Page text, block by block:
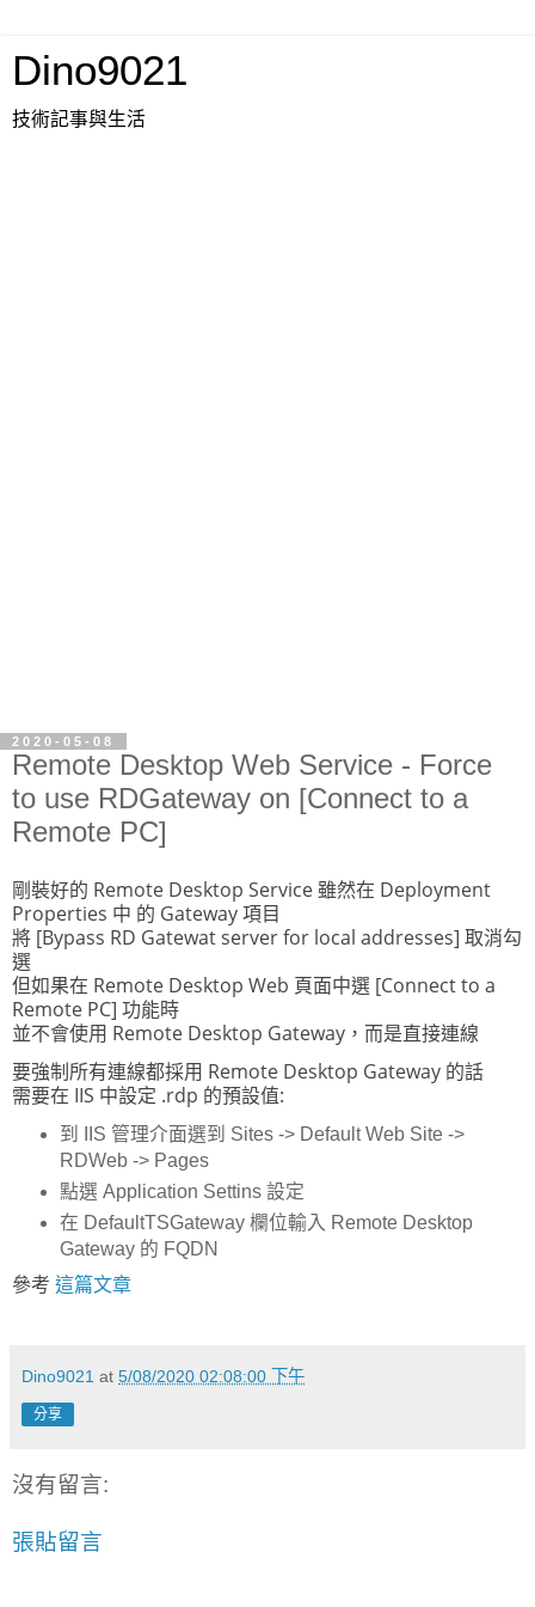
Dino9021
技術記事與生活
2020-05-08
Remote Desktop Web Service - Force
to use RDGateway on [Connect to a
Remote PC]
剛裝好的 Remote Desktop Service 雖然在 Deployment
Properties 中 的 Gateway 項目
將 [Bypass RD Gatewat server for local addresses] 取消勾
選
但如果在 Remote Desktop Web 頁面中選 [Connect to a
Remote PC] 功能時
並不會使用 Remote Desktop Gateway，而是直接連線
要強制所有連線都採用 Remote Desktop Gateway 的話
需要在 IIS 中設定 .rdp 的預設值:
到 IIS 管理介面選到 Sites -> Default Web Site ->
RDWeb -> Pages
點選 Application Settins 設定
在 DefaultTSGateway 欄位輸入 Remote Desktop
Gateway 的 FQDN
參考 這篇文章
Dino9021 at 5/08/2020 02:08:00 下午
分享
沒有留言:
張貼留言